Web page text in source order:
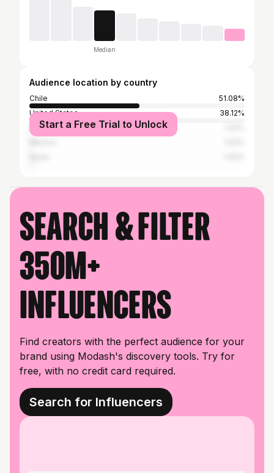
Median
Audience location by country
Chile
51.08%
United States
38.12%
ItalyStart a Free Trial to Unlock
Search & filter
350M+
influencers
Find creators with the perfect audience for your
brand using Modash's discovery tools. Try for
free, with no credit card required.
Search for Influencers